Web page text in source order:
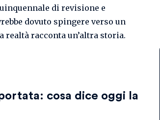
di revisione e
dovuto spingere verso un
realtà racconta un’altra storia.
cosa dice oggi la